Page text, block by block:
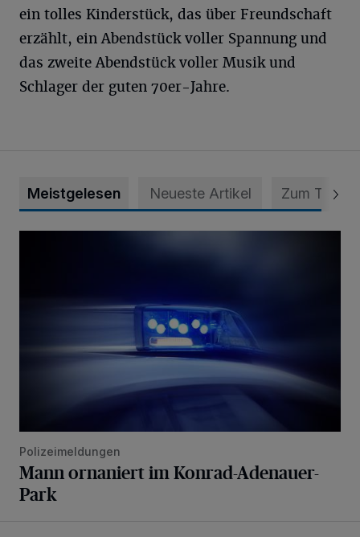
ein tolles Kinderstück, das über Freundschaft
erzählt, ein Abendstück voller Spannung und
das zweite Abendstück voller Musik und
Schlager der guten 70er-Jahre.
Meistgelesen Neueste Artikel Zum Thema
Polizeimeldungen
Mann ornaniert im Konrad-Adenauer-
Park